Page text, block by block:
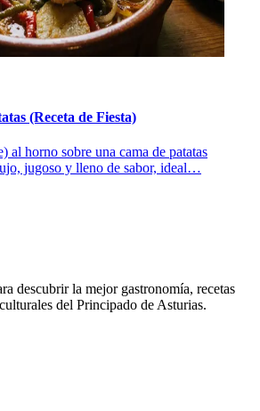
(Receta de Fiesta)
al horno sobre una cama de patatas
jugoso y lleno de sabor, ideal…
descubrir la mejor gastronomía, recetas
del Principado de Asturias.